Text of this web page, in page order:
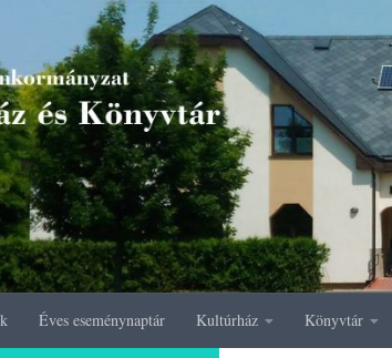
Éves eseménynaptár Kultúrház Könyvtár